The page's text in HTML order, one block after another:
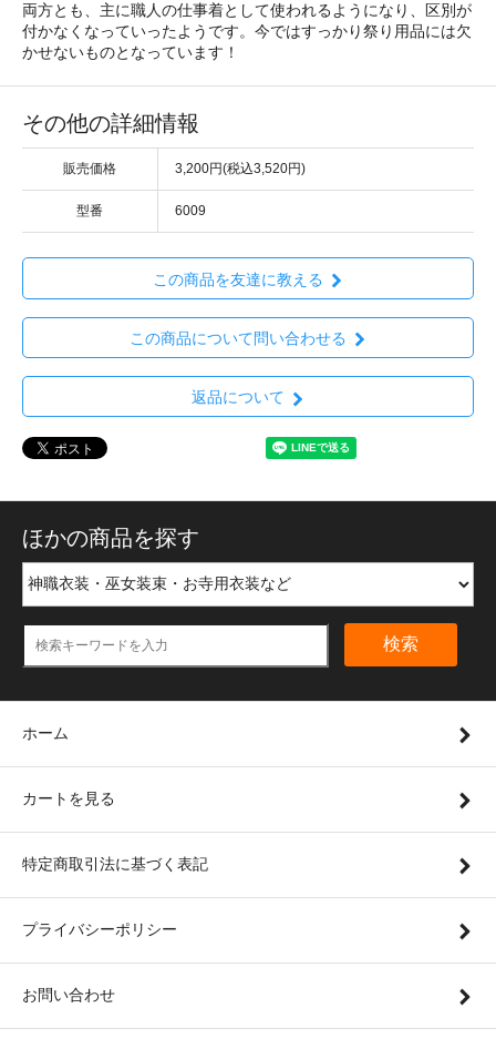
両方とも、主に職人の仕事着として使われるようになり、区別が
付かなくなっていったようです。今ではすっかり祭り用品には欠
かせないものとなっています！
その他の詳細情報
販売価格 3,200円(税込3,520円)
型番 6009
この商品を友達に教える
この商品について問い合わせる
返品について
ほかの商品を探す
検索
ホーム
カートを見る
特定商取引法に基づく表記
プライバシーポリシー
お問い合わせ